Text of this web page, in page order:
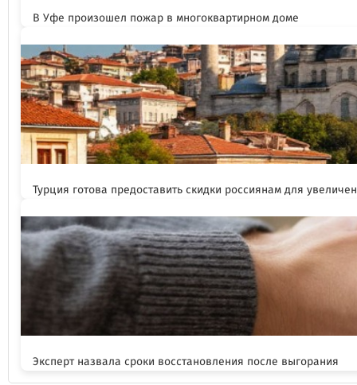
В Уфе произошел пожар в многоквартирном доме
Турция готова предоставить скидки россиянам для
Эксперт назвала сроки восстановления после выгорания